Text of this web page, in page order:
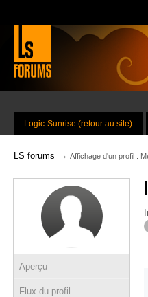
Logic-Sunrise (retour au site)
LS forums → Affichage d'un profil :
Aperçu
Flux du profil